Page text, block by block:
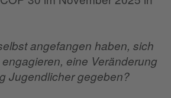
angefangen haben, sich
eine Veränderung
Jugendlicher gegeben?